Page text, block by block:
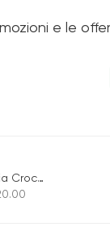
e le
Croce,8